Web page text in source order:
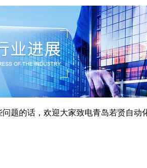
的话，欢迎大家致电青岛若贤自动